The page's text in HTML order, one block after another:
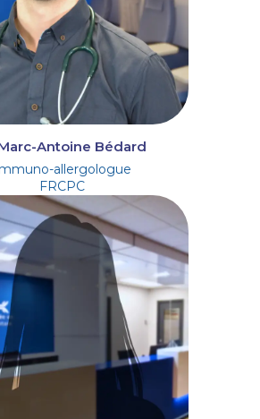
Antoine Bédard
allergologue
FRCPC